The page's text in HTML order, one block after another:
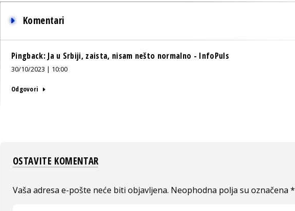
Komentari
Pingback: Ja u Srbiji, zaista, nisam nešto normalno - InfoPuls
30/10/2023 | 10:00
Odgovori
OSTAVITE KOMENTAR
Vaša adresa e-pošte neće biti objavljena. Neophodna polja su označena *